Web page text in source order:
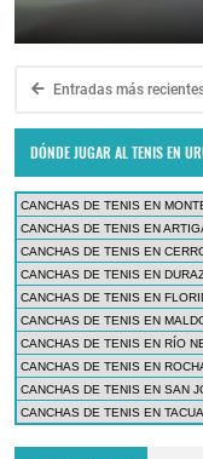
Entradas más
DÓNDE JUGAR AL TENIS EN
CANCHAS DE TENIS EN
CANCHAS DE TENIS EN
CANCHAS DE TENIS EN
CANCHAS DE TENIS EN
CANCHAS DE TENIS EN
CANCHAS DE TENIS EN
CANCHAS DE TENIS EN RÍO
CANCHAS DE TENIS EN
CANCHAS DE TENIS EN SAN
CANCHAS DE TENIS EN